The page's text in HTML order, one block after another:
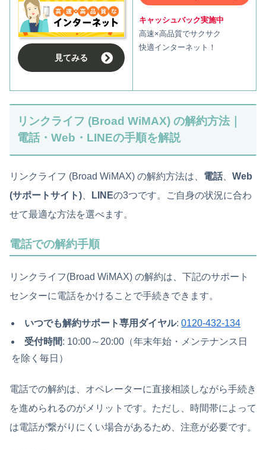
見てみる
キャッシュバック実施中
高速×高品質でサクサク
快適インターネット！
リンクライフ (Broad WiMAX) の解約方法｜
電話・Web・LINEの手順を解説
リンクライフ (Broad WiMAX) の解約方法は、 電話、 Web
(サポートサイト)
LINEの3つです。ご自身の状況に合わ
せて最適な方法を選べます。
電話での解約手順
リンクライフ(Broad WiMAX) の解約は、下記のサポート
センターに電話をかけることで手続きできます。
いつでも解約サポート専用ダイヤル:0120-432-134
受付時間: 10:00～20:00（年末年始・メンテナンス日
を除く毎日）
電話での解約は、オペレーターに直接相談しながら手続き
を進められるのがメリットです。ただし、時間帯によって
は電話が繋がりにくい場合があるため、注意が必要です。